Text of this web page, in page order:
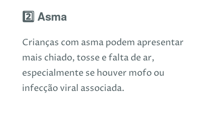
2️⃣ Asma
Crianças com asma podem apresentar
mais chiado, tosse e falta de ar,
especialmente se houver mofo ou
infecção viral associada.